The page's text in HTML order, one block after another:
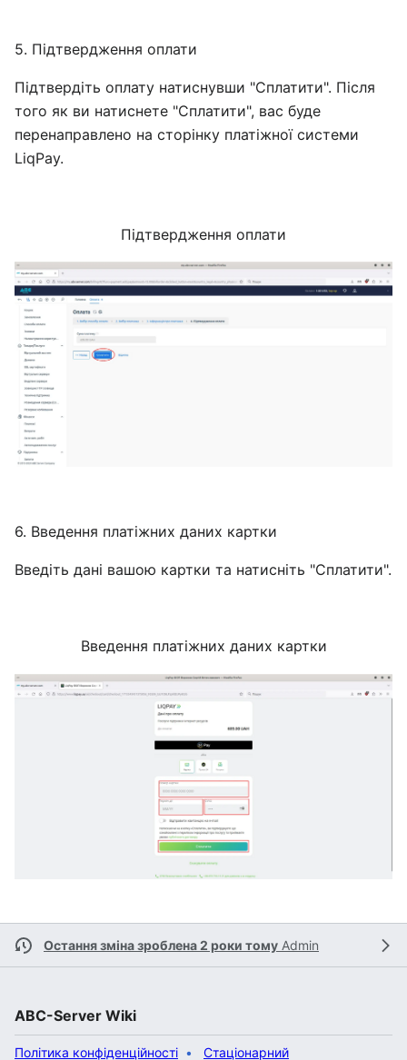
5. Підтвердження оплати
Підтвердіть оплату натиснувши "Сплатити". Після
того як ви натиснете "Сплатити", вас буде
перенаправлено на сторінку платіжної системи
LiqPay.
Підтвердження оплати
6. Введення платіжних даних картки
Введіть дані вашою картки та натисніть "Сплатити".
Введення платіжних даних картки
Остання зміна зроблена 2 роки тому Admin
ABC-Server Wiki
Політика конфіденційності Стаціонарний